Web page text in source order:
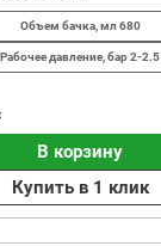
Объем бачка, мл 680
Рабочее давление, бар2-2.5
В корзину
Купить в 1 клик